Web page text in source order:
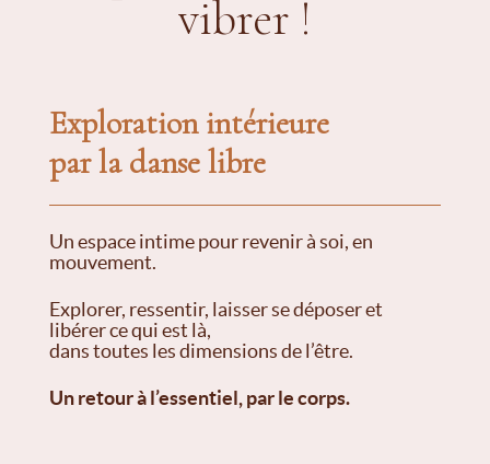
vibrer !
Exploration intérieure
par la danse libre
Un espace intime pour revenir à soi, en
mouvement.
Explorer, ressentir, laisser se déposer et
libérer ce qui est là,
dans toutes les dimensions de l’être.
Un retour à l’essentiel, par le corps.